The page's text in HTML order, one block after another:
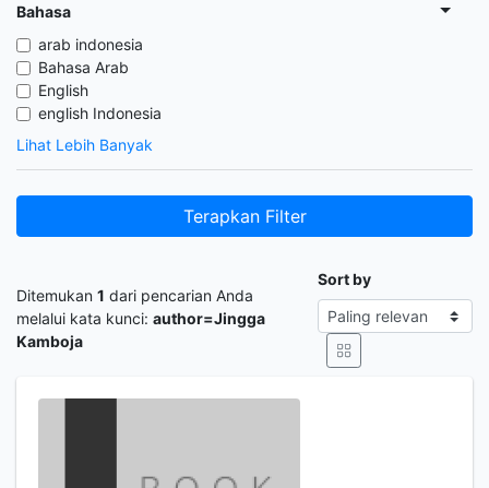
Bahasa
arab indonesia
Bahasa Arab
English
english Indonesia
Lihat Lebih Banyak
Terapkan Filter
Ditemukan 1 dari pencarian Anda
melalui kata kunci: author=Jingga
Kamboja
Sort by